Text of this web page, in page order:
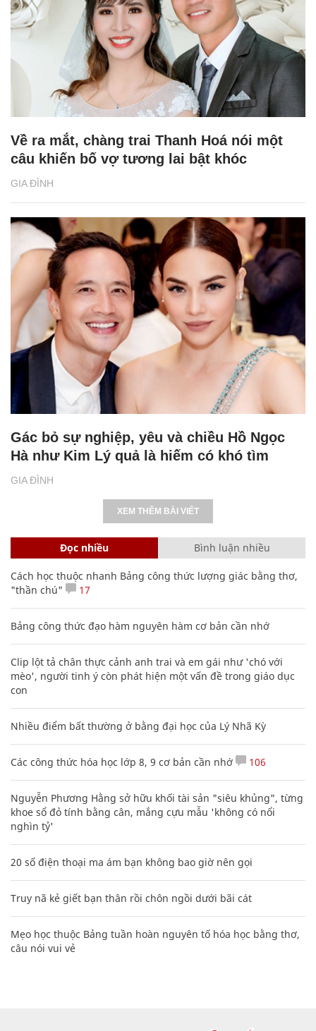
GIA ĐÌNH
Về ra mắt, chàng trai Thanh Hoá nói một
câu khiến bố vợ tương lai bật khóc
GIA ĐÌNH
Gác bỏ sự nghiệp, yêu và chiều Hồ Ngọc
Hà như Kim Lý quả là hiếm có khó tìm
XEM THÊM BÀI VIẾT
Đọc nhiều Bình luận nhiều
Cách học thuộc nhanh Bảng công thức lượng giác bằng thơ,
"thần chú"
17
Bảng công thức đạo hàm nguyên hàm cơ bản cần nhớ
Clip lột tả chân thực cảnh anh trai và em gái như 'chó với
mèo', người tinh ý còn phát hiện một vấn đề trong giáo dục
con
Nhiều điểm bất thường ở bằng đại học của Lý Nhã Kỳ
Các công thức hóa học lớp 8, 9 cơ bản cần nhớ 106
Nguyễn Phương Hằng sở hữu khối tài sản "siêu khủng", từng
khoe sổ đỏ tính bằng cân, mắng cựu mẫu 'không có nổi
nghìn tỷ'
20 số điện thoại ma ám bạn không bao giờ nên gọi
Truy nã kẻ giết bạn thân rồi chôn ngồi dưới bãi cát
Mẹo học thuộc Bảng tuần hoàn nguyên tố hóa học bằng thơ,
câu nói vui vẻ